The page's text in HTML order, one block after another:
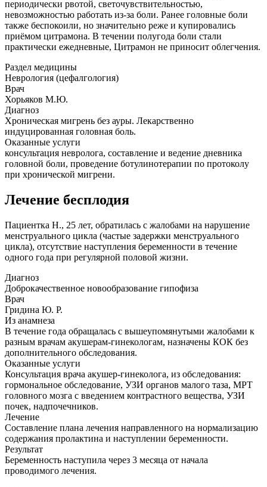
периодически рвотой, светочувствительностью,
невозможностью работать из-за боли. Ранее головные боли
также беспокоили, но значительно реже и купировались
приёмом цитрамона. В течении полугода боли стали
практически ежедневные, Цитрамон не приносит облегчения.
Раздел медицины
Неврология (цефалгология)
Врач
Хорьяков М.Ю.
Диагноз
Хроническая мигрень без ауры. Лекарственно
индуцированная головная боль.
Оказанные услуги
консультация невролога, составление и ведение дневника
головной боли, проведение ботулинотерапии по протоколу
при хронической мигрени.
Лечение бесплодия
Пациентка Н., 25 лет, обратилась с жалобами на нарушение
менструального цикла (частые задержки менструального
цикла), отсутствие наступления беременности в течение
одного года при регулярной половой жизни.
Диагноз
Доброкачественное новообразование гипофиза
Врач
Гридина Ю. Р.
Из анамнеза
В течение года обращалась с вышеупомянутыми жалобами к
разным врачам акушерам-гинекологам, назначены КОК без
дополнительного обследования.
Оказанные услуги
Консультация врача акушер-гинеколога, из обследования:
гормональное обследование, УЗИ органов малого таза, МРТ
головного мозга с введением контрастного вещества, УЗИ
почек, надпочечников.
Лечение
Составление плана лечения направленного на нормализацию
содержания пролактина и наступлении беременности.
Результат
Беременность наступила через 3 месяца от начала
проводимого лечения.